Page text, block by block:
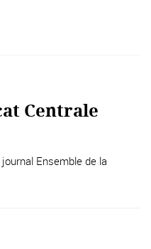
Centrale
Ensemble de la